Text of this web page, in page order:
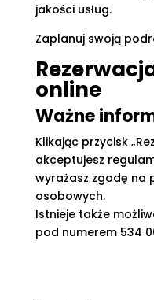
jakości usług.
Zaplanuj swoją
online
Ważne
Klikając przycisk
akceptujesz
wyrażasz zgodę na
osobowych.
Istnieje także
pod numerem 534